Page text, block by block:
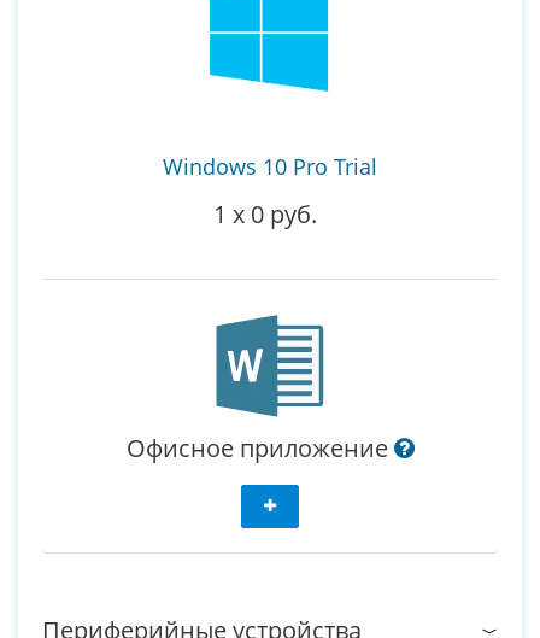
Windows 10 Pro Trial
1 x 0 руб.
Офисное приложение
Периферийные устройства